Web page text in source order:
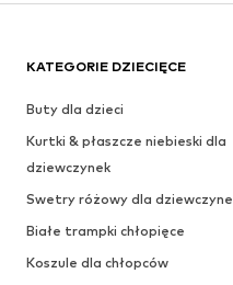
KATEGORIE DZIECIĘCE
Buty dla dzieci
Kurtki & płaszcze niebieski dla
dziewczynek
Swetry różowy dla dziewczyne
Białe trampki chłopięce
Koszule dla chłopców